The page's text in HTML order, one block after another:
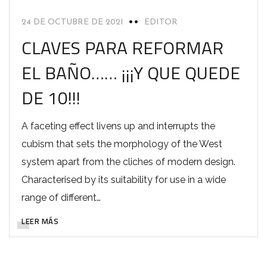
24 DE OCTUBRE DE 2021 EDITOR
CLAVES PARA REFORMAR
EL BAÑO…… ¡¡¡Y QUE QUEDE
DE 10!!!
A faceting effect livens up and interrupts the
cubism that sets the morphology of the West
system apart from the cliches of modern design.
Characterised by its suitability for use in a wide
range of different…
LEER MÁS